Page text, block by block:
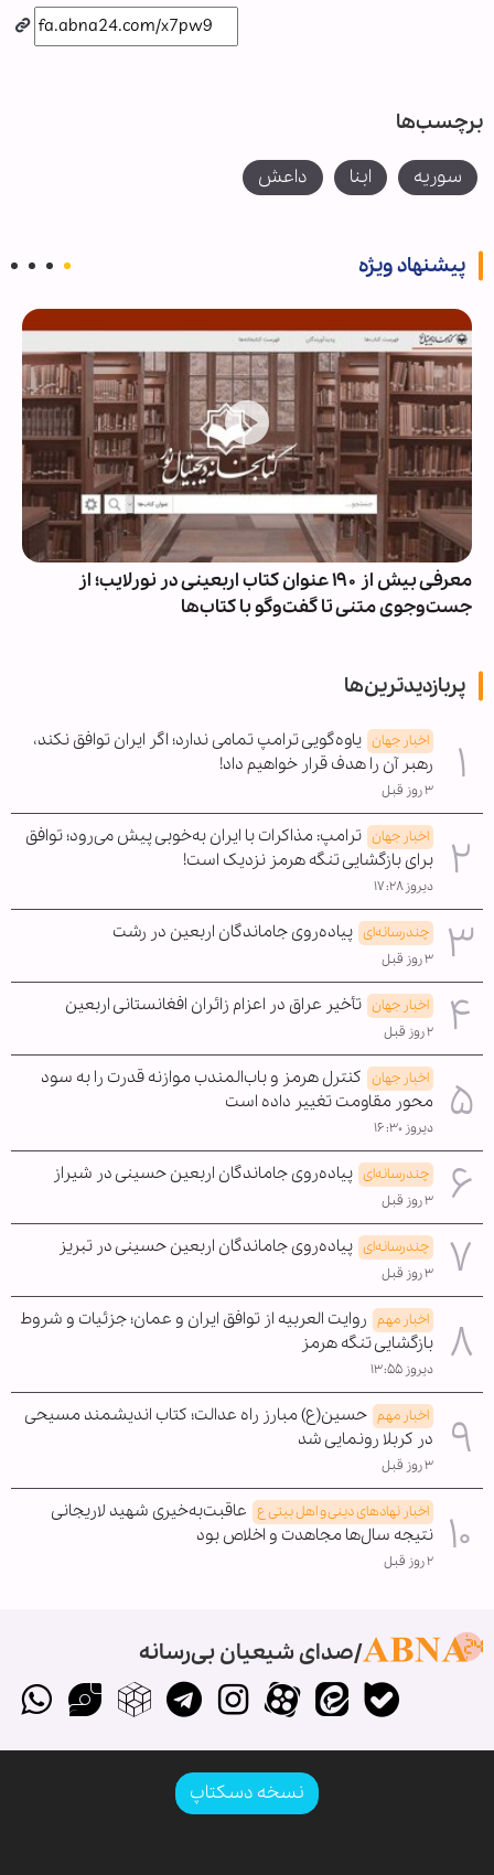
برچسب‌ها
سوریه ابنا داعش
پیشنهاد ویژه
در نورلایب؛ از
پاسخ قالیباف به ترامپ: این دیپلماسی
خورده است
پربازدیدترین‌ها
اخبار جهان یاوه‌گویی ترامپ تمامی ندارد؛ اگر ایران توافق نکند،
رهبر آن را هدف قرار خواهیم داد!
۳ روز قبل
اخبار جهان ترامپ: مذاکرات با ایران به‌خوبی پیش می‌رود؛ توافق
برای بازگشایی تنگه هرمز نزدیک است!
دیروز ۱۷:۲۸
چندرسانه‌ای پیاده‌روی جاماندگان اربعین در رشت
۳ روز قبل
اخبار جهان تأخیر عراق در اعزام زائران افغانستانی اربعین
۲ روز قبل
اخبار جهان کنترل هرمز و باب‌المندب موازنه قدرت را به سود
محور مقاومت تغییر داده است
دیروز ۱۶:۳۰
چندرسانه‌ای پیاده‌روی جاماندگان اربعین حسینی در شیراز
۳ روز قبل
چندرسانه‌ای پیاده‌روی جاماندگان اربعین حسینی در تبریز
۳ روز قبل
اخبار مهم روایت العربیه از توافق ایران و عمان؛ جزئیات و شروط
بازگشایی تنگه هرمز
دیروز ۱۳:۵۵
اخبار مهم حسین(ع) مبارز راه عدالت؛ کتاب اندیشمند مسیحی
در کربلا رونمایی شد
۳ روز قبل
اخبار نهادهای دینی و اهل بیتی ع عاقبت‌به‌خیری شهید لاریجانی
نتیجه سال‌ها مجاهدت و اخلاص بود
۲ روز قبل
صدای شیعیان بی‌رسانه
نسخه دسکتاپ